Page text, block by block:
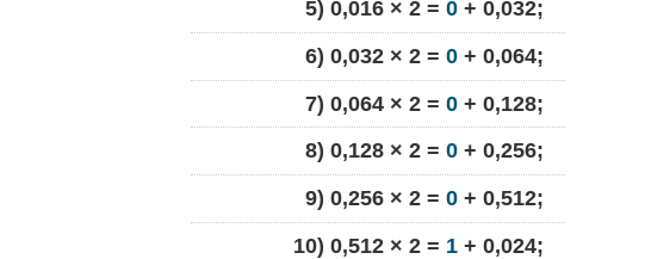
5) 0,016 × 2 = 0 + 0,032;
6) 0,032 × 2 = 0 + 0,064;
7) 0,064 × 2 = 0 + 0,128;
8) 0,128 × 2 = 0 + 0,256;
9) 0,256 × 2 = 0 + 0,512;
10) 0,512 × 2 = 1 + 0,024;